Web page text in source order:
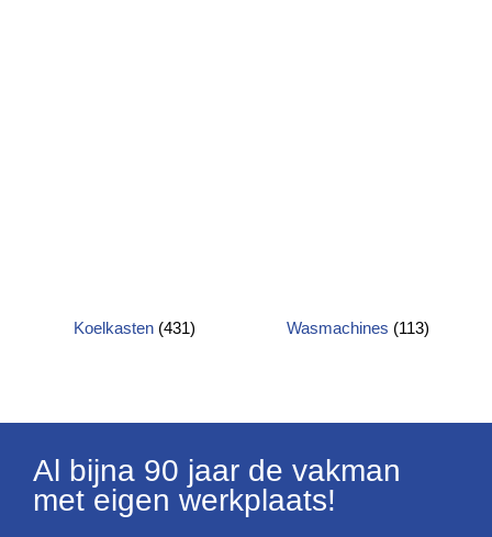
Koelkasten (431) Wasmachines (113)
Al bijna 90 jaar de vakman
met eigen werkplaats!